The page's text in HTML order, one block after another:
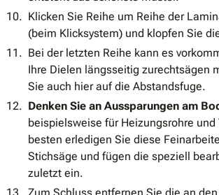
Klicken Sie Reihe um Reihe der
(beim Klicksystem) und klopfen Sie
Bei der letzten Reihe kann es
Ihre Dielen längsseitig zurechtsägen
Sie auch hier auf die Abstandsfuge.
Denken Sie an Aussparungen am
beispielsweise für Heizungsrohre und
besten erledigen Sie diese
Stichsäge und fügen die speziell
zuletzt ein.